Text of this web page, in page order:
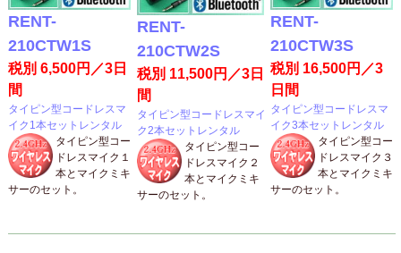
RENT-
210CTW1S
税別 6,500円／3日
間
タイピン型コードレスマ
イク1本セットレンタル
タイピン型コー
ドレスマイク１
本とマイクミキ
サーのセット。
RENT-
210CTW2S
税別 11,500円／3日
間
タイピン型コードレスマイ
ク2本セットレンタル
タイピン型コー
ドレスマイク２
本とマイクミキ
サーのセット。
RENT-
210CTW3S
税別 16,500円／3
日間
タイピン型コードレスマ
イク3本セットレンタル
タイピン型コー
ドレスマイク３
本とマイクミキ
サーのセット。